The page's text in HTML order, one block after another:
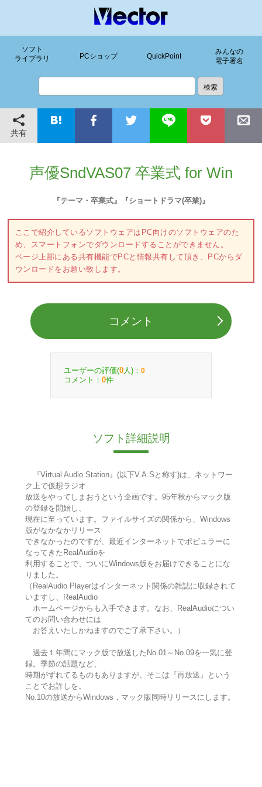
ソフト
ライブラリ
PCショップ QuickPoint
みんなの
電子署名
共有
声優SndVAS07 卒業式 for Win
『テーマ・卒業式』『ショートドラマ(卒業)』
ここで紹介しているソフトウェアはPC向けのソフトウェアのた
め、スマートフォンでダウンロードすることができません。
ページ上部にある共有機能でPCと情報共有して頂き、PCからダ
ウンロードをお願い致します。
コメント
ユーザーの評価(0 人)： 0
コメント： 0件
ソフト詳細説明
『Virtual Audio Station』(以下V.A.Sと称す)は、ネットワー
ク上で仮想ラジオ
放送をやってしまおうという企画です。95年秋からマック版
の登録を開始し、
現在に至っています。ファイルサイズの関係から、Windows
版がなかなかリリース
できなかったのですが、最近インターネットでポピュラーに
なってきたRealAudioを
利用することで、ついにWindows版をお届けできることにな
りました。
（RealAudio Playerはインターネット関係の雑誌に収録されて
いますし、RealAudio
ホームページからも入手できます。なお、RealAudioについ
てのお問い合わせには
お答えいたしかねますのでご了承下さい。）
過去１年間にマック版で放送したNo.01～No.09を一気に登
録。季節の話題など、
時期がずれてるものもありますが、そこは『再放送』という
ことでお許しを。
No.10の放送からWindows，マック版同時リリースにします。